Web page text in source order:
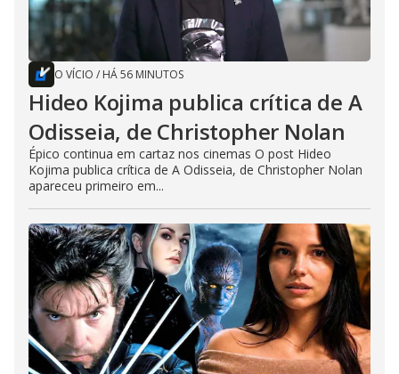
O VÍCIO / HÁ 56 MINUTOS
Hideo Kojima publica crítica de A
Odisseia, de Christopher Nolan
Épico continua em cartaz nos cinemas O post Hideo
Kojima publica crítica de A Odisseia, de Christopher Nolan
apareceu primeiro em...